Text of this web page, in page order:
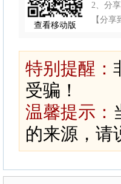
查看移动版
2、分
【分享
特别提醒：
受骗！
温馨提示：
的来源，请